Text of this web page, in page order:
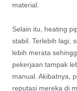
material.
Selain itu, heating
stabil. Terlebih lagi,
lebih merata
pekerjaan tampak
manual. Akibatnya,
reputasi mereka di